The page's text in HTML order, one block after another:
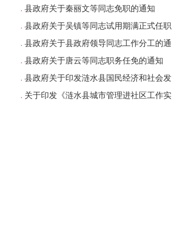
.县政府关于秦丽文等同志免职的通知
.县政府关于吴镇等同志试用期满正式任职
.县政府关于县政府领导同志工作分工的通
.县政府关于唐云等同志职务任免的通知
.县政府关于印发涟水县国民经济和社会发
. 关于印发《涟水县城市管理进社区工作实